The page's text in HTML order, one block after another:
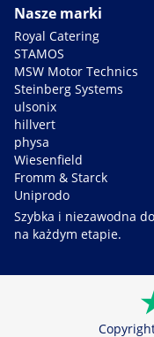
Nasze marki
Royal Catering
STAMOS
MSW Motor Technics
Steinberg Systems
ulsonix
hillvert
physa
Wiesenfield
Fromm & Starck
Uniprodo
Szybka i niezawodna
na każdym etapie.